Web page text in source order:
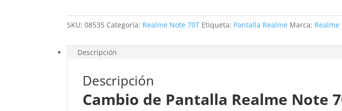
SKU:08535 Categoría: Realme Note 70T Etiqueta: Pantalla Realme Marca: Realme
Descripción
Descripción
Cambio de Pantalla Realme Note